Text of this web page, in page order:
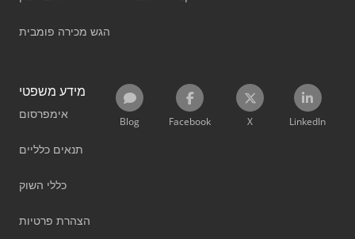
הגש מכירה פומבית
מידע משפטי
אימפרסום
תנאים כלליים
כללי השוק
הצהרת פרטיות
Blog Facebook X LinkedIn